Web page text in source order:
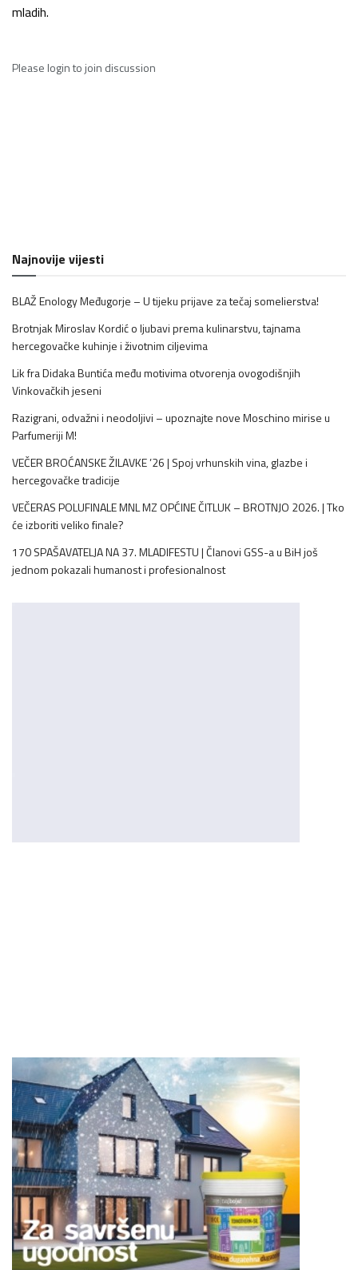
mladih.
Please loginto join discussion
Najnovije vijesti
BLAŽ Enology Međugorje – U tijeku prijave za tečaj somelierstva!
Brotnjak Miroslav Kordić o ljubavi prema kulinarstvu, tajnama
hercegovačke kuhinje i životnim ciljevima
Lik fra Didaka Buntića među motivima otvorenja ovogodišnjih
Vinkovačkih jeseni
Razigrani, odvažni i neodoljivi – upoznajte nove Moschino mirise u
Parfumeriji M!
VEČER BROĆANSKE ŽILAVKE ’26 | Spoj vrhunskih vina, glazbe i
hercegovačke tradicije
VEČERAS POLUFINALE MNL MZ OPĆINE ČITLUK – BROTNJO 2026. | Tko
će izboriti veliko finale?
170 SPAŠAVATELJA NA 37. MLADIFESTU | Članovi GSS-a u BiH još
jednom pokazali humanost i profesionalnost